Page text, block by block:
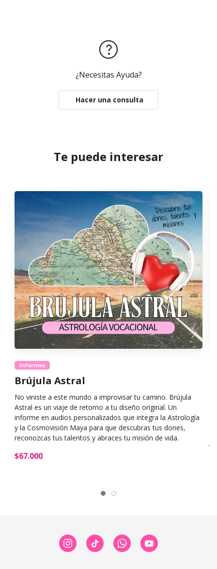
¿Necesitas Ayuda?
Hacer una consulta
Te puede interesar
Informes
Brújula Astral
No viniste a este mundo a improvisar tu camino. Brújula
Astral es un viaje de retorno a tu diseño original. Un
informe en audios personalizados que integra la Astrología
y la Cosmovisión Maya para que descubras tus dones,
reconozcas tus talentos y abraces tu misión de vida.
$67.000